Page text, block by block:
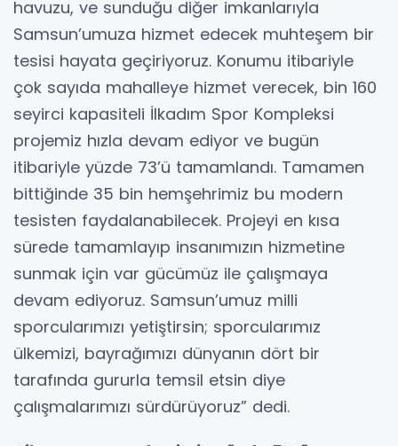
havuzu, ve sunduğu diğer imkanlarıyla
Samsun’umuza hizmet edecek muhteşem bir
tesisi hayata geçiriyoruz. Konumu itibariyle
çok sayıda mahalleye hizmet verecek, bin 160
seyirci kapasiteli İlkadım Spor Kompleksi
projemiz hızla devam ediyor ve bugün
itibariyle yüzde 73’ü tamamlandı. Tamamen
bittiğinde 35 bin hemşehrimiz bu modern
tesisten faydalanabilecek. Projeyi en kısa
sürede tamamlayıp insanımızın hizmetine
sunmak için var gücümüz ile çalışmaya
devam ediyoruz. Samsun’umuz milli
sporcularımızı yetiştirsin; sporcularımız
ülkemizi, bayrağımızı dünyanın dört bir
tarafında gururla temsil etsin diye
çalışmalarımızı sürdürüyoruz” dedi.